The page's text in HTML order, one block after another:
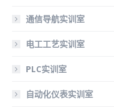
通信导航实训室
电工工艺实训室
PLC实训室
自动化仪表实训室